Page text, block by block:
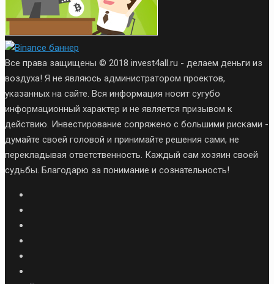
Все права защищены © 2018 invest4all.ru - делаем деньги из
воздуха! Я не являюсь администратором проектов,
указанных на сайте. Вся информация носит сугубо
информационный характер и не является призывом к
действию. Инвестирование сопряжено с большими рисками -
думайте своей головой и принимайте решения сами, не
перекладывая ответственность. Каждый сам хозяин своей
судьбы. Благодарю за понимание и сознательность!